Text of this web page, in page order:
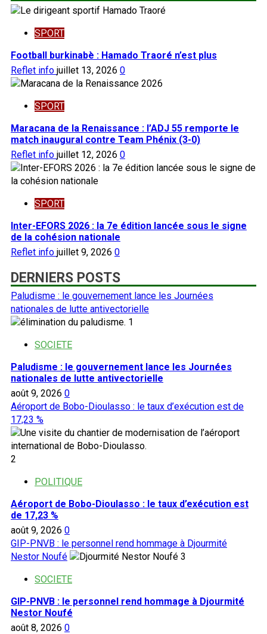
SPORT
Football burkinabè : Hamado Traoré n’est plus
Reflet info juillet 13, 2026 0
SPORT
Maracana de la Renaissance : l’ADJ 55 remporte le
match inaugural contre Team Phénix (3-0)
Reflet info juillet 12, 2026 0
SPORT
Inter-EFORS 2026 : la 7e édition lancée sous le signe
de la cohésion nationale
Reflet info juillet 9, 2026 0
DERNIERS POSTS
Paludisme : le gouvernement lance les Journées
nationales de lutte antivectorielle
1
SOCIETE
Paludisme : le gouvernement lance les Journées
nationales de lutte antivectorielle
août 9, 2026 0
Aéroport de Bobo-Dioulasso : le taux d’exécution est de
17,23 %
2
POLITIQUE
Aéroport de Bobo-Dioulasso : le taux d’exécution est
de 17,23 %
août 9, 2026 0
GIP-PNVB : le personnel rend hommage à Djourmité
Nestor Noufé
3
SOCIETE
GIP-PNVB : le personnel rend hommage à Djourmité
Nestor Noufé
août 8, 2026 0